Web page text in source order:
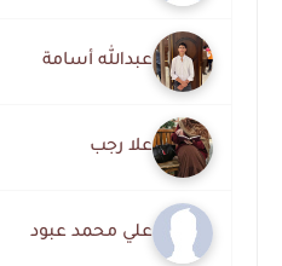
عبدالله أسامة
علا رجب
علي محمد عبود